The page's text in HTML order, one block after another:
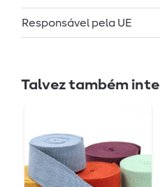
Responsável pela UE
Talvez também